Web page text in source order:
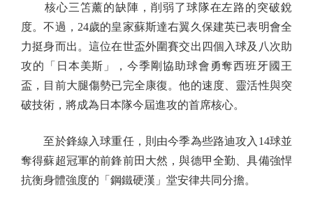
核心三笘薰的缺陣，削弱了球隊在左路的突破銳
度。不過，24歲的皇家蘇斯達右翼久保建英已表明會全
力挺身而出。這位在世盃外圍賽交出四個入球及八次助
攻的「日本美斯」，今季剛協助球會勇奪西班牙國王
盃，目前大腿傷勢已完全康復。他的速度、靈活性與突
破技術，將成為日本隊今屆進攻的首席核心。
至於鋒線入球重任，則由今季為些路迪攻入14球並
奪得蘇超冠軍的前鋒前田大然，與德甲全勤、具備強悍
抗衡身體強度的「鋼鐵硬漢」堂安律共同分擔。